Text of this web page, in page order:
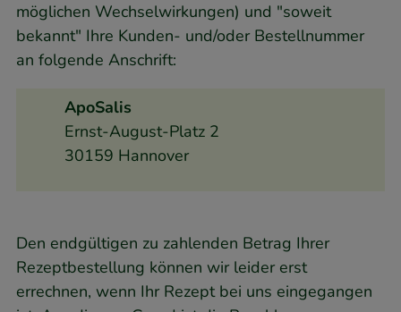
möglichen Wechselwirkungen) und "soweit
bekannt" Ihre Kunden- und/oder Bestellnummer
an folgende Anschrift:
ApoSalis
Ernst-August-Platz 2
30159 Hannover
Den endgültigen zu zahlenden Betrag Ihrer
Rezeptbestellung können wir leider erst
errechnen, wenn Ihr Rezept bei uns eingegangen